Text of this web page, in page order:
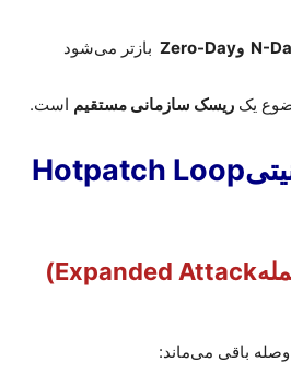
N- وZero-Day بازتر می‌شود
یک ریسک سازمانی مستقیم است.
Hotpatch Loop
(Expanded Attack
باقی می‌ماند: